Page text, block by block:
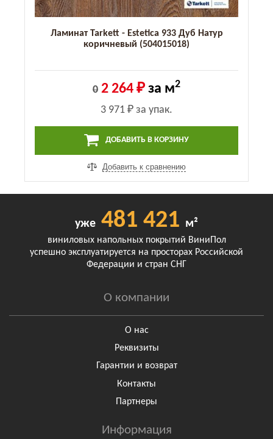
Ламинат Tarkett - Estetica 933 Дуб Натур
коричневый (504015018)
0 2 264 ₽ за м2
3 971 ₽ за упак.
ДОБАВИТЬ В КОРЗИНУ
Добавить к сравнению
уже 481 421 м²
виниловых напольных покрытий ВиниПол
успешно эксплуатируется на просторах Российской
Федерации и стран СНГ
О компании
О нас
Реквизиты
Гарантии и возврат
Контакты
Партнеры
Информация